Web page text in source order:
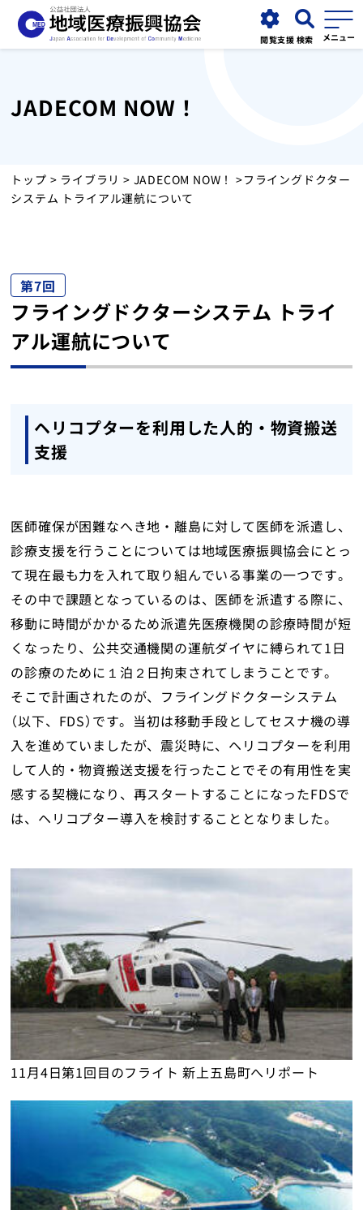
閲覧支援 検索
事業紹介
運営施設
採用情報
地域医療研究所
ライブラリ
入会のご案内
個人情報保護方針
お問い合わせ
寄附について
English
トップ
JADECOM NOW！
トップ > ライブラリ > JADECOM NOW！ >フライングドクター
システム トライアル運航について
第7回
フライングドクターシステム トライ
アル運航について
ヘリコプターを利用した人的・物資搬送
支援
医師確保が困難なへき地・離島に対して医師を派遣し、
診療支援を行うことについては地域医療振興協会にとっ
て現在最も力を入れて取り組んでいる事業の一つです。
その中で課題となっているのは、医師を派遣する際に、
移動に時間がかかるため派遣先医療機関の診療時間が短
くなったり、公共交通機関の運航ダイヤに縛られて1日
の診療のために１泊２日拘束されてしまうことです。
そこで計画されたのが、フライングドクターシステム
（以下、FDS）です。当初は移動手段としてセスナ機の導
入を進めていましたが、震災時に、ヘリコプターを利用
して人的・物資搬送支援を行ったことでその有用性を実
感する契機になり、再スタートすることになったFDSで
は、ヘリコプター導入を検討することとなりました。
11月4日第1回目のフライト 新上五島町へリポート